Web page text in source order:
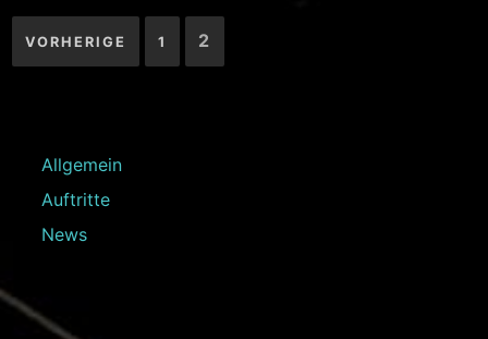
Seitennummerierung
der
VORHERIGE 1 2
Allgemein
Auftritte
News